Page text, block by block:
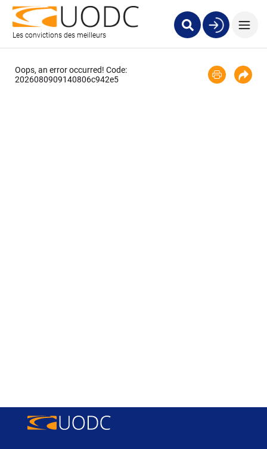
Les convictions des meilleurs
Oops, an error occurred! Code:
2026080909140806c942e5